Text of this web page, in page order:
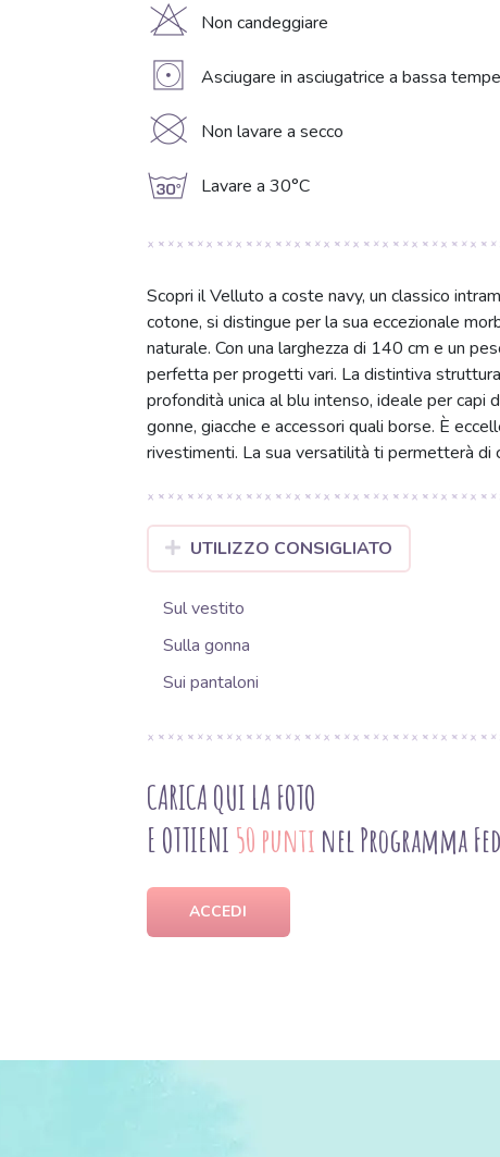
H Non candeggiare
V Asciugare in asciugatrice a bassa
K Non lavare a secco
g Lavare a 30°C
Scopri il Velluto a coste navy, un classico
cotone, si distingue per la sua eccezionale
naturale. Con una larghezza di 140 cm e un
perfetta per progetti vari. La distintiva
profondità unica al blu intenso, ideale per
gonne, giacche e accessori quali borse. È
rivestimenti. La sua versatilità ti permetterà di
UTILIZZO CONSIGLIATO
Sul vestito
Sulla gonna
Sui pantaloni
CARICA QUI LA FOTO
E OTTIENI 50 punti nel Programma
ACCEDI